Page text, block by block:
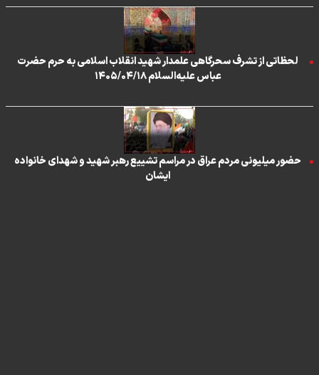
لحظاتی از تشرف سحرگاهی علمدار شهید انقلاب اسلامی به حرم حضرت
عباس علیه‌السلام ۱۴۰۵/۰۴/۱۸
حضور میلیونی مردم عراق در مراسم تشییع رهبر شهید و شهدای خانواده
ایشان